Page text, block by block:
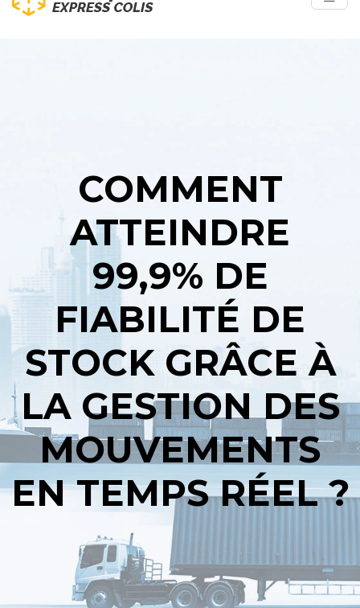
COMMENT
ATTEINDRE
99,9% DE
FIABILITÉ DE
STOCK GRÂCE À
LA GESTION DES
MOUVEMENTS
EN TEMPS RÉEL ?